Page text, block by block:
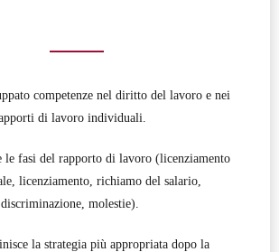
competenze nel diritto del lavoro e nei
di lavoro individuali.
le fasi del rapporto di lavoro (licenziamento
licenziamento, richiamo del salario,
discriminazione, molestie).
la strategia più appropriata dopo la